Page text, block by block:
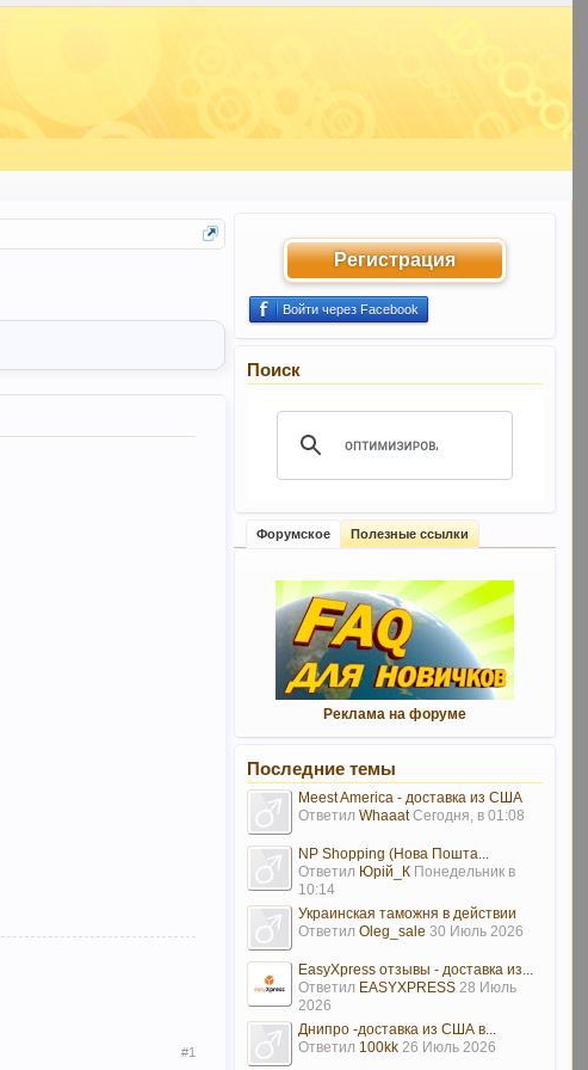
#1
Регистрация
Войти через Facebook
Поиск
Форумское Полезные ссылки
Реклама на форуме
Последние темы
Meest America - доставка из США
Ответил Whaaat Сегодня, в 01:08
NP Shopping (Нова Пошта...
Ответил Юрій_К Понедельник в
10:14
Украинская таможня в действии
Ответил Oleg_sale 30 Июль 2026
EasyXpress отзывы - доставка из...
Ответил EASYXPRESS 28 Июль
2026
Днипро -доставка из США в...
Ответил 100kk 26 Июль 2026